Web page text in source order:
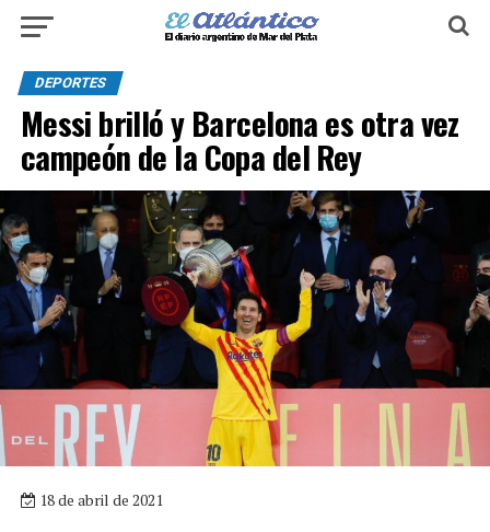
DEPORTES
Messi brilló y Barcelona es otra vez
campeón de la Copa del Rey
18 de abril de 2021